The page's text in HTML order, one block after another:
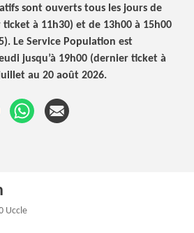
sont ouverts tous les jours de
à 11h30) et de 13h00 à 15h00
Le Service Population est
jusqu’à 19h00 (dernier ticket à
au 20 août 2026.
Uccle